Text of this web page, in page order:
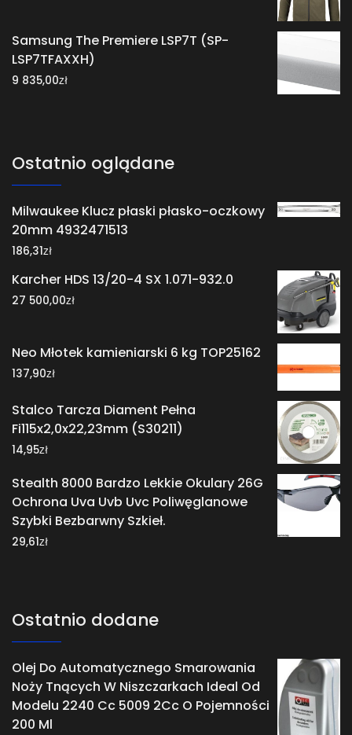
Samsung The Premiere LSP7T (SP-
LSP7TFAXXH)
9 835,00zł
Ostatnio oglądane
Milwaukee Klucz płaski płasko-oczkowy
20mm 4932471513
186,31zł
Karcher HDS 13/20-4 SX 1.071-932.0
27 500,00zł
Neo Młotek kamieniarski 6 kg TOP25162
137,90zł
Stalco Tarcza Diament Pełna
Fi115x2,0x22,23mm (S30211)
14,95zł
Stealth 8000 Bardzo Lekkie Okulary 26G
Ochrona Uva Uvb Uvc Poliwęglanowe
Szybki Bezbarwny Szkieł.
29,61zł
Ostatnio dodane
Olej Do Automatycznego Smarowania
Noży Tnących W Niszczarkach Ideal Od
Modelu 2240 Cc 5009 2Cc O Pojemności
200 Ml